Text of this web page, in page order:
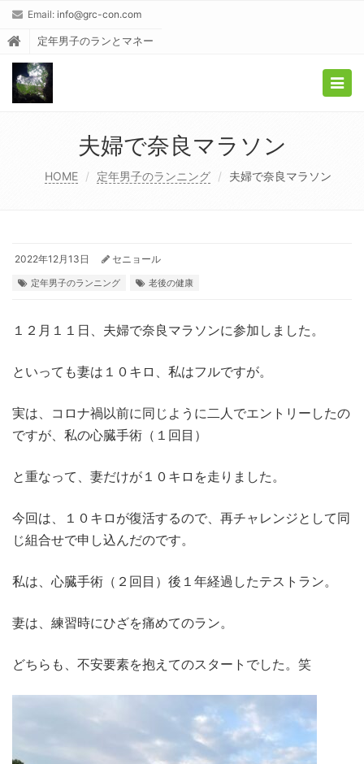
Email: info@grc-con.com
定年男子のランとマネー
夫婦で奈良マラソン
HOME 定年男子のランニング 夫婦で奈良マラソン
2022年12月13日 セニョール
定年男子のランニング 老後の健康
１２月１１日、夫婦で奈良マラソンに参加しました。
といっても妻は１０キロ、私はフルですが。
実は、コロナ禍以前に同じように二人でエントリーしたの
ですが、私の心臓手術（１回目）
と重なって、妻だけが１０キロを走りました。
今回は、１０キロが復活するので、再チャレンジとして同
じ組合せで申し込んだのです。
私は、心臓手術（２回目）後１年経過したテストラン。
妻は、練習時にひざを痛めてのラン。
どちらも、不安要素を抱えてのスタートでした。笑